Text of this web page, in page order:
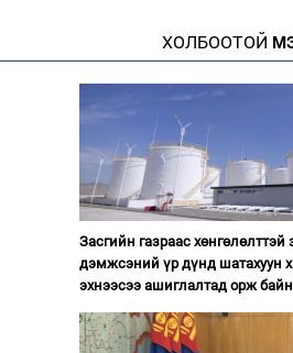
ХОЛБООТОЙ
Засгийн газраас хөнгөлөлттэй
дэмжсэний үр дүнд шатахуун
эхнээсээ ашиглалтад орж